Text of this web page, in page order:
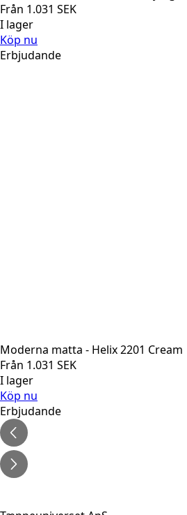
Från 1.031 SEK
I lager
Köp nu
Erbjudande
Moderna matta - Helix 2201 Cream
Från 1.031 SEK
I lager
Köp nu
Erbjudande